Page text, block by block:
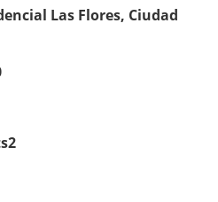
Las Flores, Ciudad